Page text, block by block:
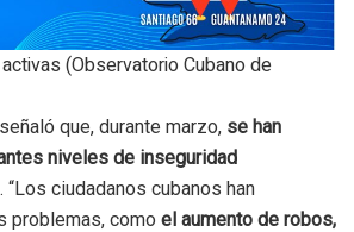
(Observatorio Cubano de
que, durante marzo, se han
niveles de inseguridad
“Los ciudadanos cubanos han
problemas, como el aumento de robos,